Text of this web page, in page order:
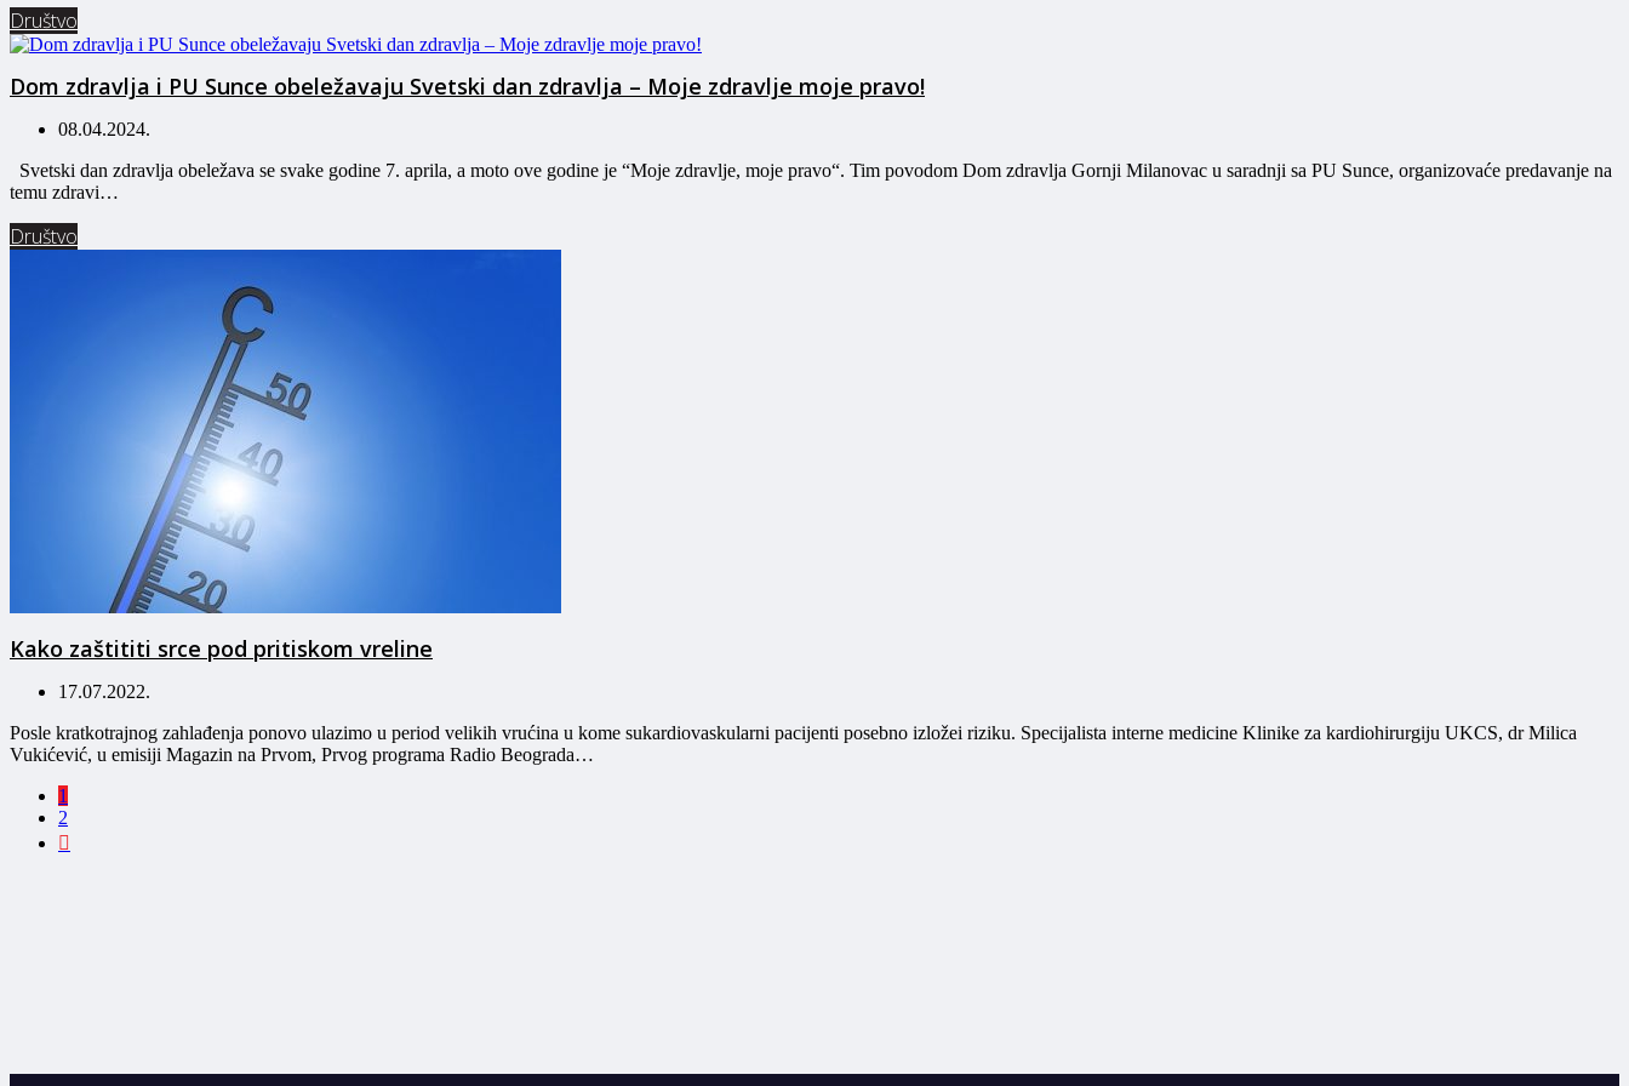
Društvo
Dom zdravlja i PU Sunce obeležavaju Svetski dan zdravlja – Moje zdravlje moje pravo!
08.04.2024.
Svetski dan zdravlja obeležava se svake godine 7. aprila, a moto ove godine je “Moje zdravlje, moje pravo“. Tim povodom Dom zdravlja Gornji Milanovac u saradnji sa PU Sunce, organizovaće predavanje na
temu zdravi…
Društvo
Kako zaštititi srce pod pritiskom vreline
17.07.2022.
Posle kratkotrajnog zahlađenja ponovo ulazimo u period velikih vrućina u kome sukardiovaskularni pacijenti posebno izložei riziku. Specijalista interne medicine Klinike za kardiohirurgiju UKCS, dr Milica
Vukićević, u emisiji Magazin na Prvom, Prvog programa Radio Beograda…
1
2